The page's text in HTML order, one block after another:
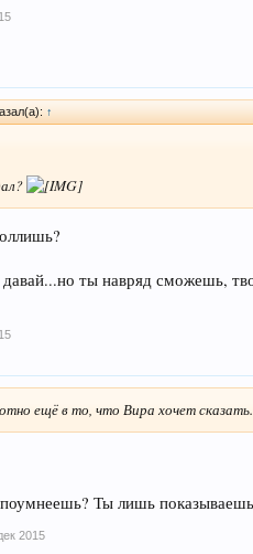
↑
ты навряд сможешь,
ещё в то, что Вира хочет
Ты лишь
2015